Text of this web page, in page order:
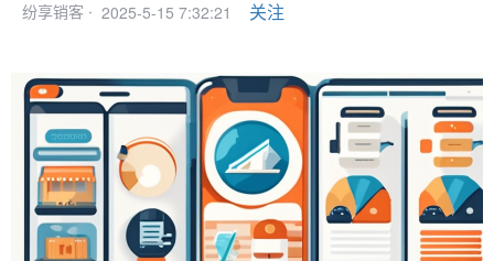
纷享销客 · 2025-5-15 7:32:21 关注